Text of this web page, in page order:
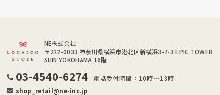
NE株式会社
〒222-0033 神奈川県横浜市港北区新横浜3-2-3 EPIC TOWER
SHIN YOKOHAMA 16階
03-4540-6274
電話受付時間：10時～18時
shop_retail@ne-inc.jp